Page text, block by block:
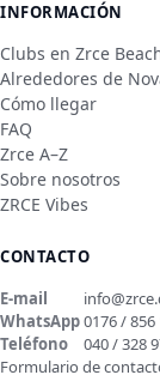
INFORMACIÓN
Clubs en Zrce
Alrededores de
Cómo llegar
FAQ
Zrce A–Z
Sobre nosotros
ZRCE Vibes
CONTACTO
E-mail
WhatsApp0176 / 856
Teléfono
040 / 328
Formulario de